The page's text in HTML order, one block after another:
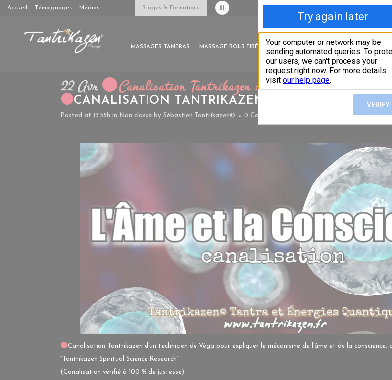
Accueil Témoignages Médias Stages & Formations Tantrikazen©, Massage à
MASSAGES TANTRAS
MASSAGE BOLS TIBÉTAINS SOINS ENERGÉTIQUES TARIFS
CANALISATION TANTRIKAZEN : L’ÂME ET LA
22 Avr Canalisation Tantrikazen : l’Âme et la Conscience ?
Posted at 13:55h in Non classé by Sébastien Tantrikazen© 0 Comments
Canalisation Tantrikazen d’un technicien de Véga pour expliquer le mécanisme de l’âme et de la
“Tantrikazen Spiritual Science Research”
(Canalisation vérifié à 100 % de justesse)